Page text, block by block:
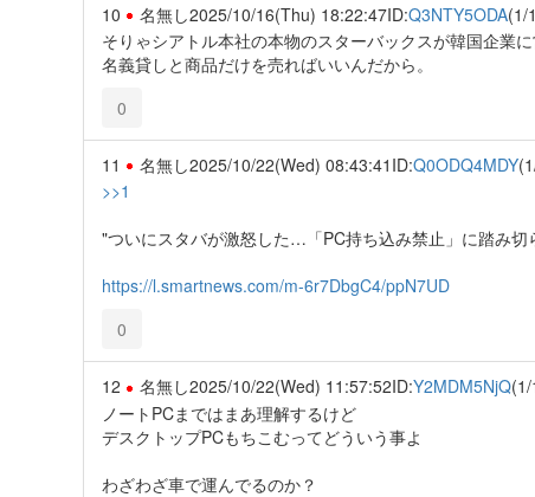
10 名無し2025/10/16(Thu) 18:22:47ID:Q3NTY5ODA(1/
そりゃシアトル本社の本物のスターバックスが韓国企業
名義貸しと商品だけを売ればいいんだから。
0
11 名無し2025/10/22(Wed) 08:43:41 ID:Q0ODQ4MDY
>>1
"ついにスタバが激怒した…「PC持ち込み禁止」に踏み
https://l.smartnews.com/m-6r7DbgC4/ppN7UD
0
12 名無し2025/10/22(Wed) 11:57:52ID:Y2MDM5NjQ
ノートPCまではまあ理解するけど
デスクトップPCもちこむってどういう事よ
わざわざ車で運んでるのか？